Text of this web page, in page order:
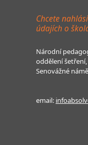
Chcete
údajích o
Národní
oddělení
Senovážné
email: